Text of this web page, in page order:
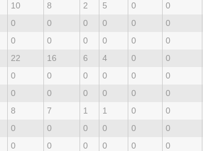
10 8 2 5 0 0
0 0 0 0 0 0
0 0 0 0 0 0
22 16 6 4 0 0
0 0 0 0 0 0
0 0 0 0 0 0
8 7 1 1 0 0
0 0 0 0 0 0
0 0 0 0 0 0